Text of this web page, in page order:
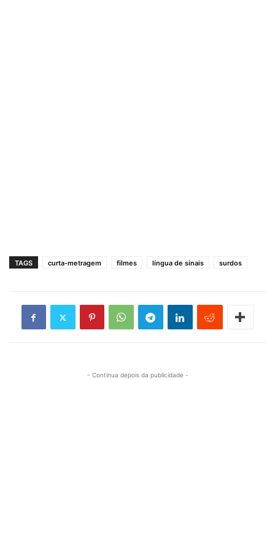
TAGS curta-metragem filmes língua de sinais surdos
- Continua depois da publicidade -